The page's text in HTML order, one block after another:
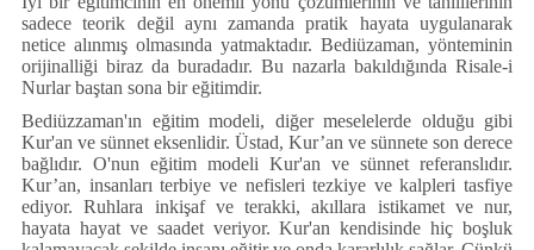
sadece teorik değil aynı zamanda pratik hayata uygulanarak
netice alınmış olmasında yatmaktadır. Bediüzaman, yönteminin
orijinalliği biraz da buradadır. Bu nazarla bakıldığında Risale-i
Nurlar baştan sona bir eğitimdir.
Bediüzzaman'ın eğitim modeli, diğer meselelerde olduğu gibi
Kur'an ve sünnet eksenlidir. Üstad, Kur’an ve sünnete son derece
bağlıdır. O'nun eğitim modeli Kur'an ve sünnet referanslıdır.
Kur’an, insanları terbiye ve nefisleri tezkiye ve kalpleri tasfiye
ediyor. Ruhlara inkişaf ve terakki, akıllara istikamet ve nur,
hayata hayat ve saadet veriyor. Kur'an kendisinde hiç boşluk